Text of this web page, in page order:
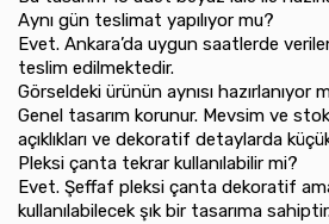
Aynı gün teslimat yapılıyor mu?
Evet. Ankara’da uygun saatlerde
teslim edilmektedir.
Görseldeki ürünün aynısı hazırlanıyor
Genel tasarım korunur. Mevsim ve
açıklıkları ve dekoratif detaylarda
Pleksi çanta tekrar kullanılabilir mi?
Evet. Şeffaf pleksi çanta dekoratif
kullanılabilecek şık bir tasarıma